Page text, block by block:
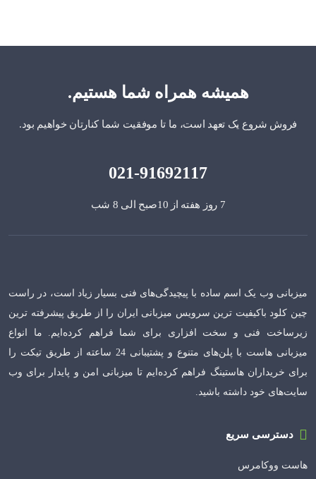
همیشه همراه شما هستیم.
فروش شروع یک تعهد است، ما تا موفقیت شما کنارتان خواهیم بود.
021-91692117
7 روز هفته از 10صبح الی 8 شب
میزبانی وب یک اسم ساده با پیچیدگی‌های فنی بسیار زیاد است، در راست
چین کلود باکیفیت ترین سرویس میزبانی ایران را از طریق پیشرفته ترین
زیرساخت فنی و سخت افزاری برای شما فراهم کرده‌ایم. ما انواع
میزبانی هاست با پلن‌های متنوع و پشتیبانی 24 ساعته از طریق تیکت را
برای خریداران هاستینگ فراهم کرده‌ایم تا میزبانی امن و پایدار برای وب
سایت‌های خود داشته باشید.
دسترسی سریع
هاست ووکامرس